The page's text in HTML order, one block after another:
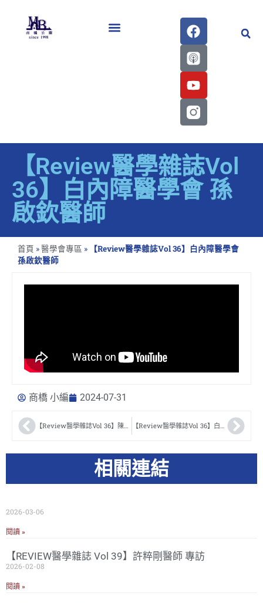
【Review醫學雜誌Vol
36】白內障醫學會 孫
啟欽醫師
首頁 »醫學會專區 »
【Review醫學雜誌Vol 36】白內障醫學會
孫啟欽醫師
商橋 小編 2024-07-31
【Review醫學雜誌Vol 36】陳達慶醫師 【Review醫學雜誌Vol 36】白內障醫學會 翁林仲醫師
相關連結
2026-03-06
閱讀 »
【REVIEW醫學雜誌 Vol 39】許粹剛醫師 專訪
2026-02-08
閱讀 »